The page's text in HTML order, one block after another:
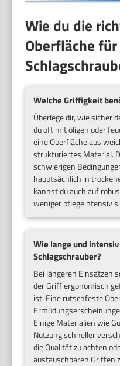
Wie du die
Oberfläche
Welche Griffigkeit
Überlege dir, wie sicher
du oft mit öligen oder
eine Oberfläche aus
strukturiertes Material.
schwierigen
hauptsächlich in
kannst du auch auf
weniger pflegeintensiv
Wie lange und
Schlagschrauber?
Bei längeren Einsätzen
der Griff ergonomisch
ist. Eine rutschfeste
Einige Materialien wie
Nutzung schneller
die Qualität zu achten
austauschbaren Griffen